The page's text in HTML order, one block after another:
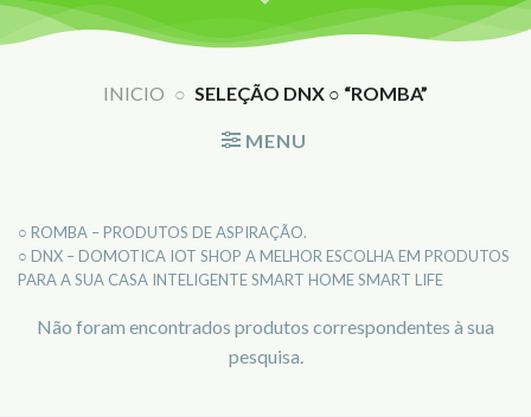
INICIO ○ SELEÇÃO DNX ○ “ROMBA”
MENU
○ ROMBA – PRODUTOS DE ASPIRAÇÃO.
○ DNX – DOMOTICA IOT SHOP A MELHOR ESCOLHA EM PRODUTOS
PARA A SUA CASA INTELIGENTE SMART HOME SMART LIFE
Não foram encontrados produtos correspondentes à sua
pesquisa.